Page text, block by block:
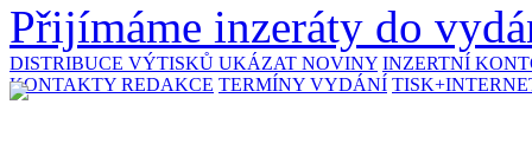
Přijímáme inzeráty do
DISTRIBUCE VÝTISKŮ UKÁZAT NOVINY INZERTNÍ
KONTAKTY REDAKCE TERMÍNY VYDÁNÍ